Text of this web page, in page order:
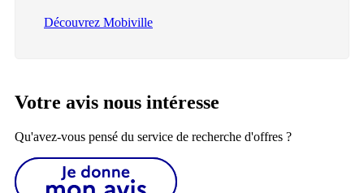
Découvrez Mobiville
Votre avis nous intéresse
Qu'avez-vous pensé du service de recherche d'offres ?